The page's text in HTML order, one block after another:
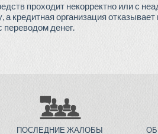
проходит некорректно или с
кредитная организация
денег.
ПОСЛЕДНИЕ ЖАЛОБЫ